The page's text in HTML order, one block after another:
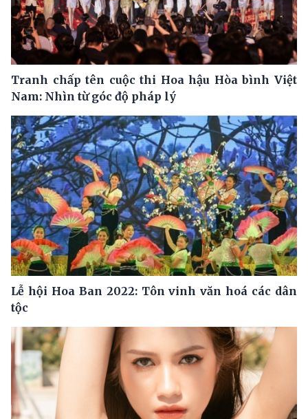
Tranh chấp tên cuộc thi Hoa hậu Hòa bình Việt
Nam: Nhìn từ góc độ pháp lý
Lễ hội Hoa Ban 2022: Tôn vinh văn hoá các dân
tộc